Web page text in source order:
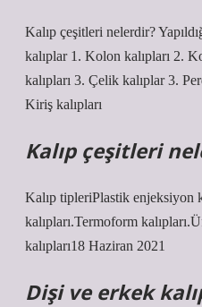
Kalıp çeşitleri nelerdir?
kalıplar 1. Kolon kalıpları 2.
kalıpları 3. Çelik kalıplar 3.
Kiriş kalıpları
Kalıp çeşitleri
Kalıp tipleriPlastik enjeksiyon
kalıpları.Termoform
kalıpları18 Haziran 2021
Dişi ve erkek